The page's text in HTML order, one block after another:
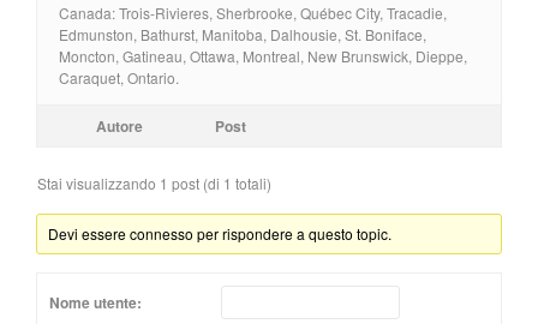
Canada: Trois-Rivieres, Sherbrooke, Québec City, Tracadie,
Edmunston, Bathurst, Manitoba, Dalhousie, St. Boniface,
Moncton, Gatineau, Ottawa, Montreal, New Brunswick, Dieppe,
Caraquet, Ontario.
Autore Post
Stai visualizzando 1 post (di 1 totali)
Devi essere connesso per rispondere a questo topic.
Nome utente: